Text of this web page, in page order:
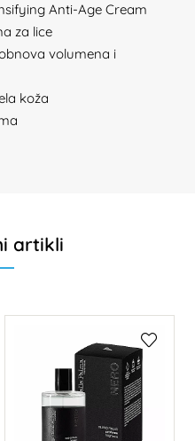
Anti-Age Cream
za lice
volumena i
koža
artikli